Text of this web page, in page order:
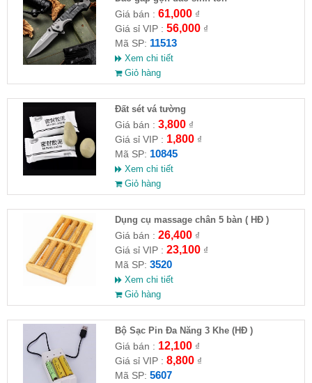
Giá bán : 61,000₫
Giá sỉ VIP : 56,000₫
Mã SP: 11513
Xem chi tiết
Giỏ hàng
Đất sét vá tường
Giá bán : 3,800₫
Giá sỉ VIP : 1,800₫
Mã SP: 10845
Xem chi tiết
Giỏ hàng
Dụng cụ massage chân 5 bàn ( HĐ )
Giá bán : 26,400₫
Giá sỉ VIP : 23,100₫
Mã SP: 3520
Xem chi tiết
Giỏ hàng
Bộ Sạc Pin Đa Năng 3 Khe (HĐ )
Giá bán : 12,100₫
Giá sỉ VIP : 8,800₫
Mã SP: 5607